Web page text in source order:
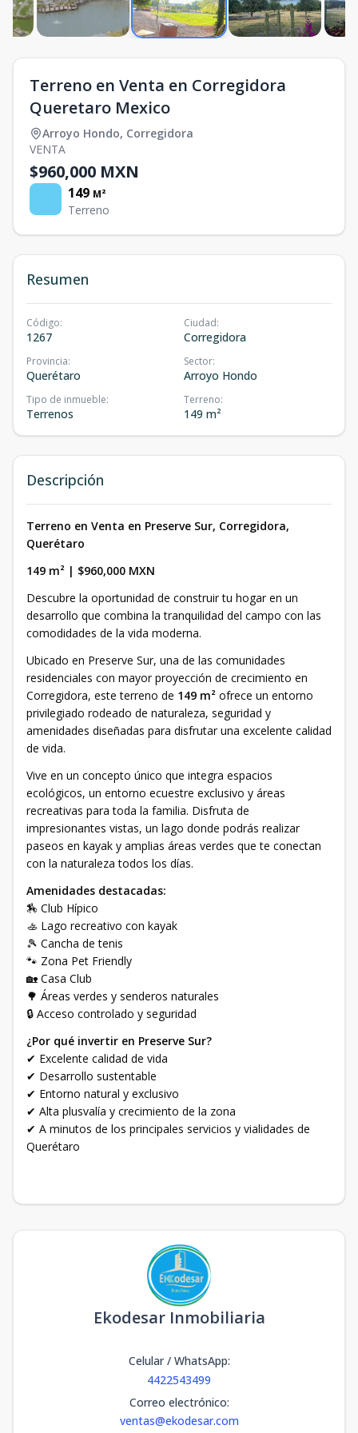
Terreno en Venta en Corregidora
Queretaro Mexico
Arroyo Hondo, Corregidora
VENTA
$960,000 MXN
149 M²
Terreno
Resumen
Código:
1267
Ciudad:
Corregidora
Provincia:
Querétaro
Sector:
Arroyo Hondo
Tipo de inmueble:
Terrenos
Terreno:
149 m²
Descripción
Terreno en Venta en Preserve Sur, Corregidora,
Querétaro
149 m² | $960,000 MXN
Descubre la oportunidad de construir tu hogar en un
desarrollo que combina la tranquilidad del campo con las
comodidades de la vida moderna.
Ubicado en Preserve Sur, una de las comunidades
residenciales con mayor proyección de crecimiento en
Corregidora, este terreno de 149 m² ofrece un entorno
privilegiado rodeado de naturaleza, seguridad y
amenidades diseñadas para disfrutar una excelente calidad
de vida.
Vive en un concepto único que integra espacios
ecológicos, un entorno ecuestre exclusivo y áreas
recreativas para toda la familia. Disfruta de
impresionantes vistas, un lago donde podrás realizar
paseos en kayak y amplias áreas verdes que te conectan
con la naturaleza todos los días.
Amenidades destacadas:
🏇 Club Hípico
🚣 Lago recreativo con kayak
🎾 Cancha de tenis
🐾 Zona Pet Friendly
🏡 Casa Club
🌳 Áreas verdes y senderos naturales
🔒 Acceso controlado y seguridad
¿Por qué invertir en Preserve Sur?
✔ Excelente calidad de vida
✔ Desarrollo sustentable
✔ Entorno natural y exclusivo
✔ Alta plusvalía y crecimiento de la zona
✔ A minutos de los principales servicios y vialidades de
Querétaro
Ekodesar Inmobiliaria
Celular / WhatsApp:
4422543499
Correo electrónico:
ventas@ekodesar.com